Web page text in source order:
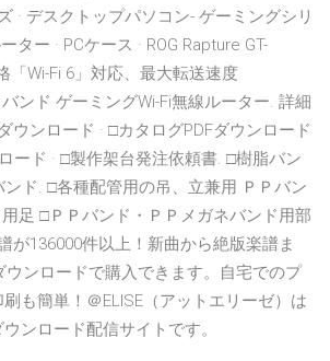
· デスクトップパソコン- ゲーミングシリ
ター · PCケース · ROG Rapture GT-
「Wi-Fi 6」対応、最大転送速度
ンド ゲーミングWi-Fi無線ルーター. 詳細
ウンロード · □カタログPDFダウンロード
ード · □製作架台発注依頼書. □樹脂バン
ンド. □各種配管用の吊、立兼用 ＰＰバン
足 □ＰＰバンド・ＰＰメガネバンド用部
が136000件以上！新曲から絶版楽譜ま
ウンロードで購入できます。自宅でのプ
も簡単！＠ELISE（アットエリーゼ）は
ンロード配信サイトです。